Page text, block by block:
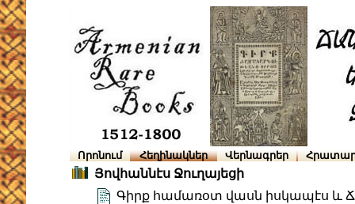
Որոնում Հեղինակներ Վերնագրեր
Յովհաննէս Ջուղայեցի
Գիրք համառօտ վասն իսկապէս և